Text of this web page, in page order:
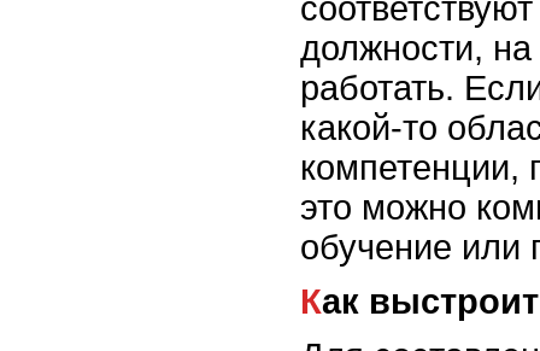
должности, на
работать.
какой-то
компетенции,
это можно
обучение или
Как